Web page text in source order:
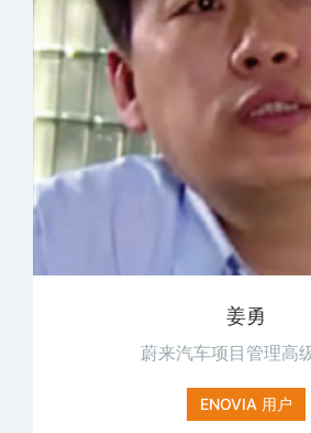
姜勇
蔚来汽车项目管理高
ENOVIA 用户